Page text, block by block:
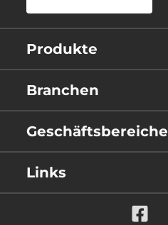
Produkte
Branchen
Geschäftsbereiche
Links